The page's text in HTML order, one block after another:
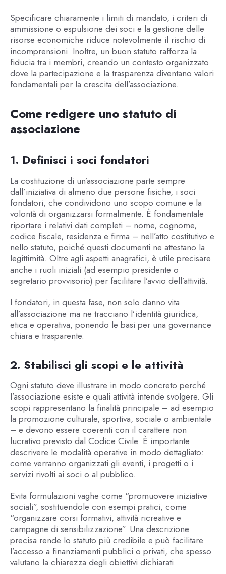
Specificare chiaramente i limiti di mandato, i criteri di
ammissione o espulsione dei soci e la gestione delle
risorse economiche riduce notevolmente il rischio di
incomprensioni. Inoltre, un buon statuto rafforza la
fiducia tra i membri, creando un contesto organizzato
dove la partecipazione e la trasparenza diventano valori
fondamentali per la crescita dell’associazione.
Come redigere uno statuto di
associazione
1. Definisci i soci fondatori
La costituzione di un’associazione parte sempre
dall’iniziativa di almeno due persone fisiche, i soci
fondatori, che condividono uno scopo comune e la
volontà di organizzarsi formalmente. È fondamentale
riportare i relativi dati completi – nome, cognome,
codice fiscale, residenza e firma – nell’atto costitutivo e
nello statuto, poiché questi documenti ne attestano la
legittimità. Oltre agli aspetti anagrafici, è utile precisare
anche i ruoli iniziali (ad esempio presidente o
segretario provvisorio) per facilitare l’avvio dell’attività.
I fondatori, in questa fase, non solo danno vita
all’associazione ma ne tracciano l’identità giuridica,
etica e operativa, ponendo le basi per una governance
chiara e trasparente.
2. Stabilisci gli scopi e le attività
Ogni statuto deve illustrare in modo concreto perché
l’associazione esiste e quali attività intende svolgere. Gli
scopi rappresentano la finalità principale – ad esempio
la promozione culturale, sportiva, sociale o ambientale
– e devono essere coerenti con il carattere non
lucrativo previsto dal Codice Civile. È importante
descrivere le modalità operative in modo dettagliato:
come verranno organizzati gli eventi, i progetti o i
servizi rivolti ai soci o al pubblico.
Evita formulazioni vaghe come “promuovere iniziative
sociali”, sostituendole con esempi pratici, come
“organizzare corsi formativi, attività ricreative e
campagne di sensibilizzazione”. Una descrizione
precisa rende lo statuto più credibile e può facilitare
l’accesso a finanziamenti pubblici o privati, che spesso
valutano la chiarezza degli obiettivi dichiarati.